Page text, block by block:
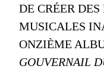
DE CRÉER DES
MUSICALES
ONZIÈME
GOUVERNAIL